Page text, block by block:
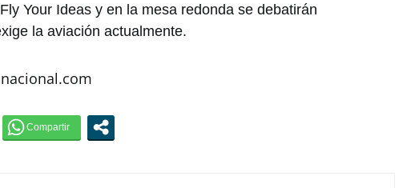
Your Ideas y en la mesa redonda se debatirán
la aviación actualmente.